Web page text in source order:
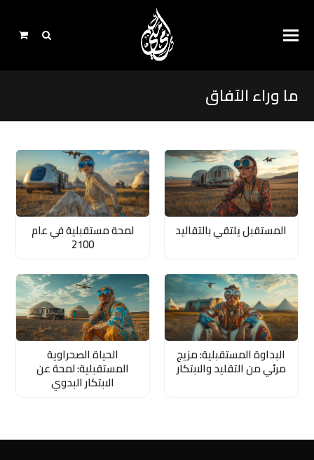
ما وراء الآفاق
المستقبل يلتقي بالتقاليد لمحة مستقبلية في عام
2100
البداوة المستقبلية: مزيج
مرئي من التقليد والابتكار
الحياة الصحراوية
المستقبلية: لمحة عن
الابتكار البدوي